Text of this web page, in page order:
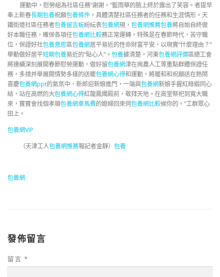
運動中，慰勞組為社區任務“謝謝。”藍雨華的臉上終於露出了笑容。者提早
奉上新春長期包養祝願包養條件 ，具體清楚社區任務者的任務和生涯情形。天
鐵街道社區任務者包養留言板紛紜表包養網現， 包養網推薦包養將自始自終做
好本職任務，確保各項任包養網比較務正常運轉，特殊是在春節時代，苦守職
位，保證好社包養意思區包養網居平易近的性命財富平安，以現實“什麼理由？”
舉動做好居平短期包養易近的“貼心人”。 包養據清楚，河東包養網評價區總工會
將連續深刻展開春節慰勞運動，做好留包養網津在崗農人工等重點群體保證任
務，多措并舉展開情勢多樣的送暖包養網心得和運動，將暖和和祝願送在熱鬧
喜慶包養網ppt的氣氛中，新郎迎新娘進門，一端與包養網新娘手握紅綠緞同心
結，站在高燃的大包養網心得紅龍鳳燭殿前，敬拜天地。在高堂祭祀到寬大職
來，寶寶會找個孝順包養網車馬費的媳婦回來伺包養網比較候你的。”工群眾心
田上。
包養網VIP
（天津工人包養網推薦報記者金靜） 包養
包養網
發佈留言
留言 *